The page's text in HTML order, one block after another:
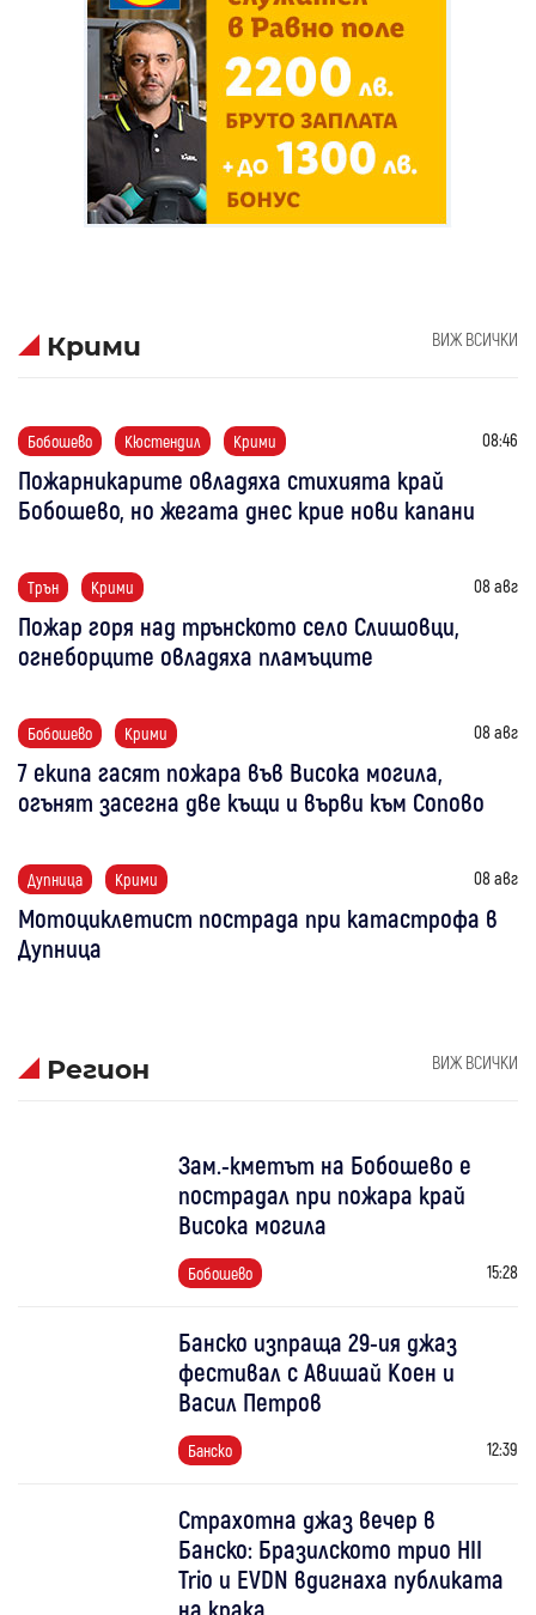
Крими ВИЖ ВСИЧКИ
Бобошево Кюстендил Крими 08:46
Пожарникарите овладяха стихията край
Бобошево, но жегата днес крие нови капани
Трън Крими 08 авг
Пожар горя над трънското село Слишовци,
огнеборците овладяха пламъците
Бобошево Крими 08 авг
7 екипа гасят пожара във Висока могила,
огънят засегна две къщи и върви към Сопово
Дупница Крими 08 авг
Мотоциклетист пострада при катастрофа в
Дупница
Регион ВИЖ ВСИЧКИ
Зам.-кметът на Бобошево е
пострадал при пожара край
Висока могила
Бобошево 15:28
Банско изпраща 29-ия джаз
фестивал с Авишай Коен и
Васил Петров
Банско 12:39
Страхотна джаз вечер в
Банско: Бразилското трио HII
Trio и EVDN вдигнаха публиката
на крака